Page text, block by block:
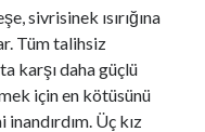
sivrisinek ısırığına
Tüm talihsiz
karşı daha güçlü
için en kötüsünü
Üç kız